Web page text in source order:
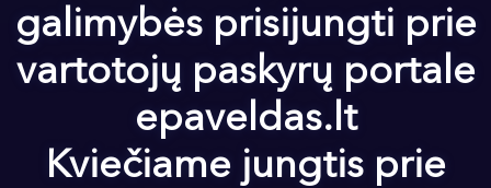
galimybės prisijungti prie
vartotojų paskyrų portale
epaveldas.lt
Kviečiame jungtis prie